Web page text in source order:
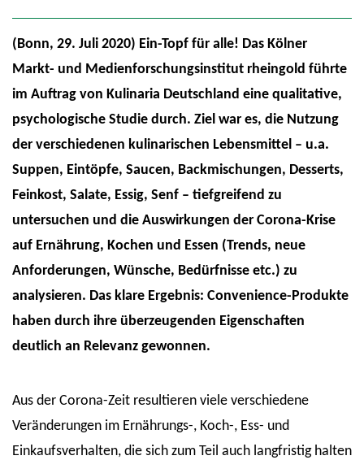
(Bonn, 29. Juli 2020) Ein-Topf für alle! Das Kölner
Markt- und Medienforschungsinstitut rheingold führte
im Auftrag von Kulinaria Deutschland eine qualitative,
psychologische Studie durch. Ziel war es, die Nutzung
der verschiedenen kulinarischen Lebensmittel – u.a.
Suppen, Eintöpfe, Saucen, Backmischungen, Desserts,
Feinkost, Salate, Essig, Senf – tiefgreifend zu
untersuchen und die Auswirkungen der Corona-Krise
auf Ernährung, Kochen und Essen (Trends, neue
Anforderungen, Wünsche, Bedürfnisse etc.) zu
analysieren. Das klare Ergebnis: Convenience-Produkte
haben durch ihre überzeugenden Eigenschaften
deutlich an Relevanz gewonnen.
Aus der Corona-Zeit resultieren viele verschiedene
Veränderungen im Ernährungs-, Koch-, Ess- und
Einkaufsverhalten, die sich zum Teil auch langfristig halten